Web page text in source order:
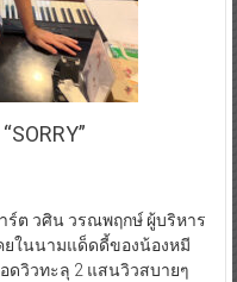
ร์ต วศิน วรณพฤกษ์ ผู้บริหาร
ในนามแด็ดดี้ของน้องหมี
ดวิวทะลุ 2 แสนวิวสบายๆ